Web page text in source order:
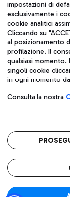
Pizza
Gelateria
Wine Bar &
Autobus
Scopri le linee di
Leonardo Da Vinci.
Raggiungi
Ristoranti
Scopri la nostra
Mappa Aeroporto
Aeroporti di Roma
coordinamento di
Codice fiscale e
IVA 06572251004
Capitale sociale
Sede legale: Via
telefono +39 06
Privacy policy
impostazioni di
esclusivamente i
cookie analitici
Cliccando su
al posizionamento
profilazione. Il
qualsiasi
singoli cookie
in ogni momento
Consulta la nostra